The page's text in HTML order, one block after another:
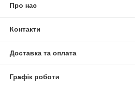
Про нас
Контакти
Доставка та оплата
Графік роботи